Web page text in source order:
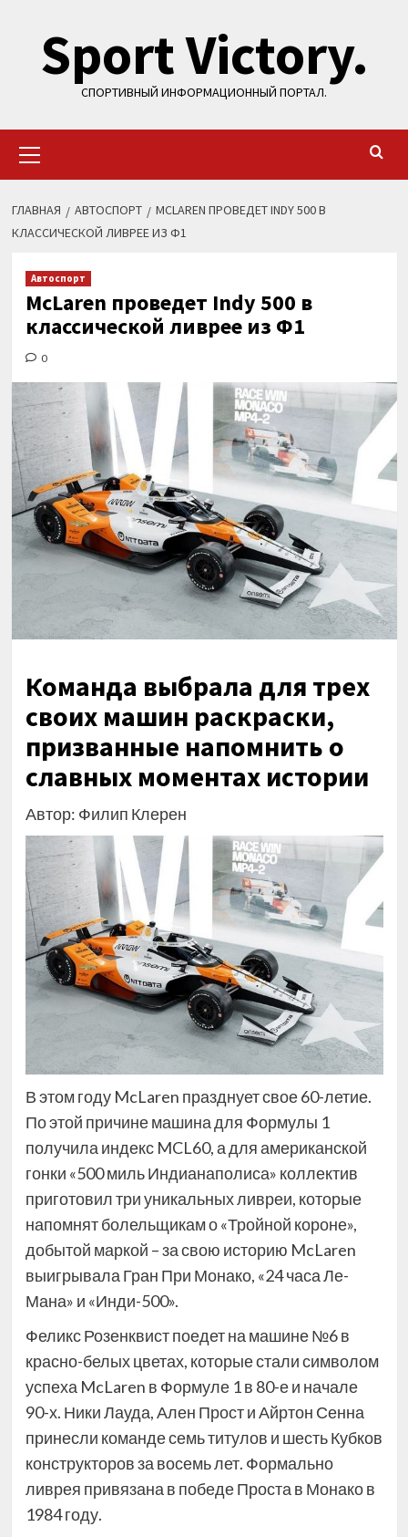
содержимому
Sport Victory.
СПОРТИВНЫЙ ИНФОРМАЦИОННЫЙ ПОРТАЛ.
меню
ГЛАВНАЯ АВТОСПОРТ
MCLAREN ПРОВЕДЕТ INDY 500 В
КЛАССИЧЕСКОЙ ЛИВРЕЕ ИЗ Ф1
Автоспорт
McLaren проведет Indy 500 в
классической ливрее из Ф1
0
Команда выбрала для трех
своих машин раскраски,
призванные напомнить о
славных моментах истории
Автор: Филип Клерен
В этом году McLaren празднует свое 60-летие.
По этой причине машина для Формулы 1
получила индекс MCL60, а для американской
гонки «500 миль Индианаполиса» коллектив
приготовил три уникальных ливреи, которые
напомнят болельщикам о «Тройной короне»,
добытой маркой – за свою историю McLaren
выигрывала Гран При Монако, «24 часа Ле-
Мана» и «Инди-500».
Феликс Розенквист поедет на машине №6 в
красно-белых цветах, которые стали символом
успеха McLaren в Формуле 1 в 80-е и начале
90-х. Ники Лауда, Ален Прост и Айртон Сенна
принесли команде семь титулов и шесть Кубков
конструкторов за восемь лет. Формально
ливрея привязана в победе Проста в Монако в
1984 году.